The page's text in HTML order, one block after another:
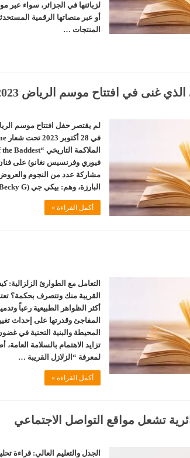
لزبائنها في الجزائر، سواء عبر
أو عبر منصاتها الرقمية
المنتجات …
غنى في افتتاح موسم الرياض 2023
فيوري وفرنسيس نغانو) على
مشاركة عدد من النجوم والعروض
البارزة، وهم: بيكي جي (Becky G) …
أكمل القراءة »
التعامل مع الطوارئ الزلزالية:
القريبة منك وتتصرف بحكمة؟
أكثر الظواهر الطبيعية رعباً
المفاجئ وقدرتها على إحداث
المحيطة والبنية التحتية في
تزايد الاهتمام بالسلامة
لمعرفة “الزلازل القريبة …
أكمل القراءة »
تشعل مواقع التواصل الاجتماعي
الجدل والتعليم العالي: قراءة